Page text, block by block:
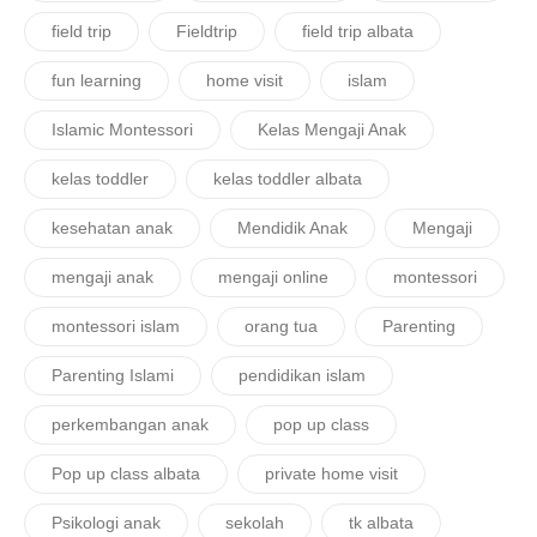
field trip Fieldtrip field trip albata
fun learning home visit islam
Islamic Montessori Kelas Mengaji Anak
kelas toddler kelas toddler albata
kesehatan anak Mendidik Anak Mengaji
mengaji anak mengaji online montessori
montessori islam orang tua Parenting
Parenting Islami pendidikan islam
perkembangan anak pop up class
Pop up class albata private home visit
Psikologi anak sekolah tk albata